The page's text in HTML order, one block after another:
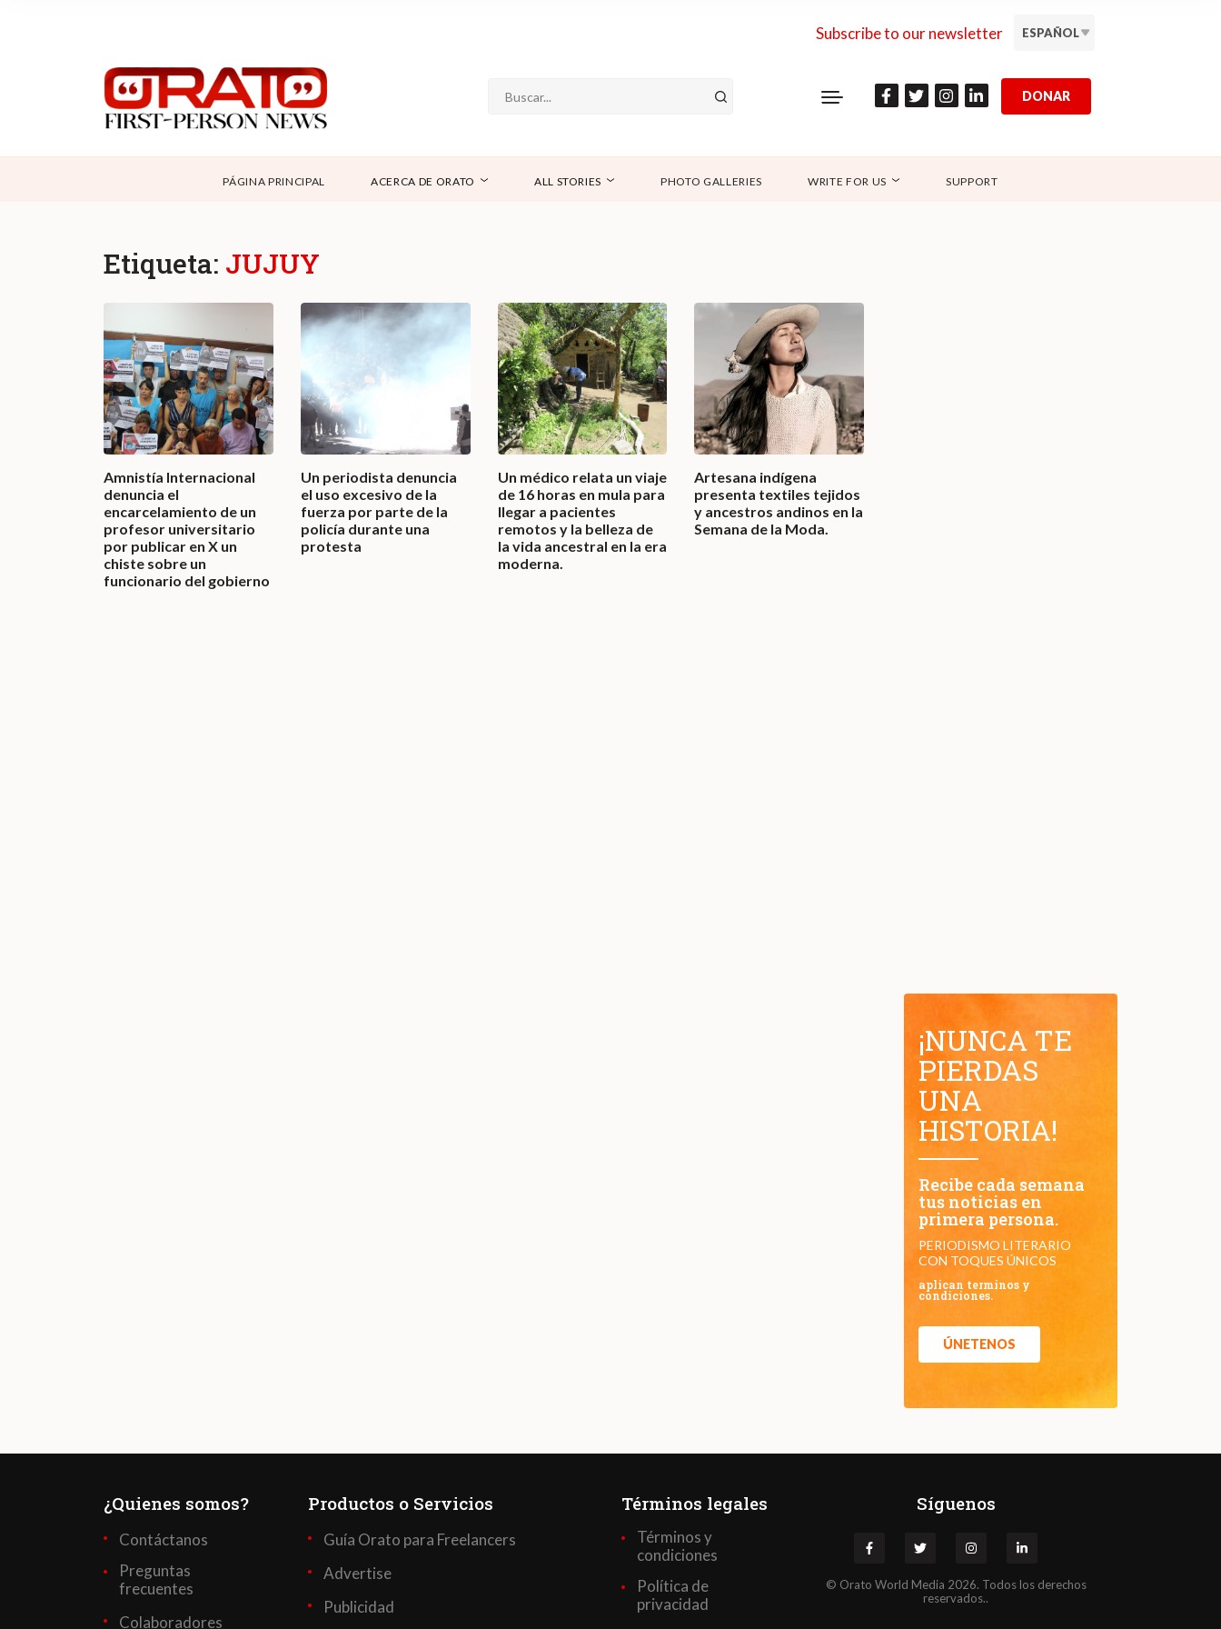
Subscribe to our newsletter ESPAÑOL
SUPPORT
CONTÁCTANOS
DONAR
PÁGINA PRINCIPAL ACERCA DE ORATO ALL STORIES PHOTO GALLERIES WRITE FOR US SUPPORT
Etiqueta: JUJUY
Amnistía Internacional
denuncia el
encarcelamiento de un
profesor universitario
por publicar en X un
chiste sobre un
funcionario del gobierno
Un periodista denuncia
el uso excesivo de la
fuerza por parte de la
policía durante una
protesta
Un médico relata un viaje
de 16 horas en mula para
llegar a pacientes
remotos y la belleza de
la vida ancestral en la era
moderna.
Artesana indígena
presenta textiles tejidos
y ancestros andinos en la
Semana de la Moda.
¡NUNCA TE
PIERDAS
UNA
HISTORIA!
Recibe cada semana
tus noticias en
primera persona.
PERIODISMO LITERARIO
CON TOQUES ÚNICOS
aplican terminos y
condiciones.
ÚNETENOS
¿Quienes somos?
Contáctanos
Preguntas
frecuentes
Colaboradores
Productos o Servicios
Guía Orato para Freelancers
Advertise
Publicidad
Términos legales
Términos y
condiciones
Política de
privacidad
Síguenos
© Orato World Media 2026. Todos los derechos
reservados..